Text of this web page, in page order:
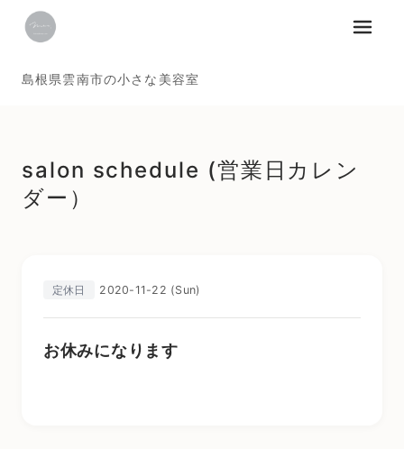
島根県雲南市の小さな美容室
メニュ
salon schedule (営業日カレン
ダー）
定休日 2020-11-22 (Sun)
お休みになります